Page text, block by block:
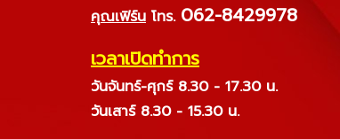
คุณเฟิร์น โทร. 062-8429978
เวลาเปิดทำการ
วันจันทร์-ศุกร์ 8.30 - 17.30 น.
วันเสาร์ 8.30 - 15.30 น.